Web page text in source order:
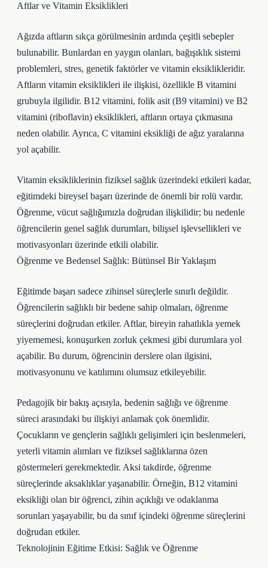
Aftlar ve Vitamin Eksiklikleri
Ağızda aftların sıkça görülmesinin ardında çeşitli sebepler
bulunabilir. Bunlardan en yaygın olanları, bağışıklık sistemi
problemleri, stres, genetik faktörler ve vitamin eksiklikleridir.
Aftların vitamin eksiklikleri ile ilişkisi, özellikle B vitamini
grubuyla ilgilidir. B12 vitamini, folik asit (B9 vitamini) ve B2
vitamini (riboflavin) eksiklikleri, aftların ortaya çıkmasına
neden olabilir. Ayrıca, C vitamini eksikliği de ağız yaralarına
yol açabilir.
Vitamin eksikliklerinin fiziksel sağlık üzerindeki etkileri kadar,
eğitimdeki bireysel başarı üzerinde de önemli bir rolü vardır.
Öğrenme, vücut sağlığımızla doğrudan ilişkilidir; bu nedenle
öğrencilerin genel sağlık durumları, bilişsel işlevsellikleri ve
motivasyonları üzerinde etkili olabilir.
Öğrenme ve Bedensel Sağlık: Bütünsel Bir Yaklaşım
Eğitimde başarı sadece zihinsel süreçlerle sınırlı değildir.
Öğrencilerin sağlıklı bir bedene sahip olmaları, öğrenme
süreçlerini doğrudan etkiler. Aftlar, bireyin rahatlıkla yemek
yiyememesi, konuşurken zorluk çekmesi gibi durumlara yol
açabilir. Bu durum, öğrencinin derslere olan ilgisini,
motivasyonunu ve katılımını olumsuz etkileyebilir.
Pedagojik bir bakış açısıyla, bedenin sağlığı ve öğrenme
süreci arasındaki bu ilişkiyi anlamak çok önemlidir.
Çocukların ve gençlerin sağlıklı gelişimleri için beslenmeleri,
yeterli vitamin alımları ve fiziksel sağlıklarına özen
göstermeleri gerekmektedir. Aksi takdirde, öğrenme
süreçlerinde aksaklıklar yaşanabilir. Örneğin, B12 vitamini
eksikliği olan bir öğrenci, zihin açıklığı ve odaklanma
sorunları yaşayabilir, bu da sınıf içindeki öğrenme süreçlerini
doğrudan etkiler.
Teknolojinin Eğitime Etkisi: Sağlık ve Öğrenme